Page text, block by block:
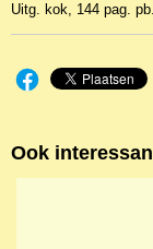
Uitg. kok, 144 pag.
Ook